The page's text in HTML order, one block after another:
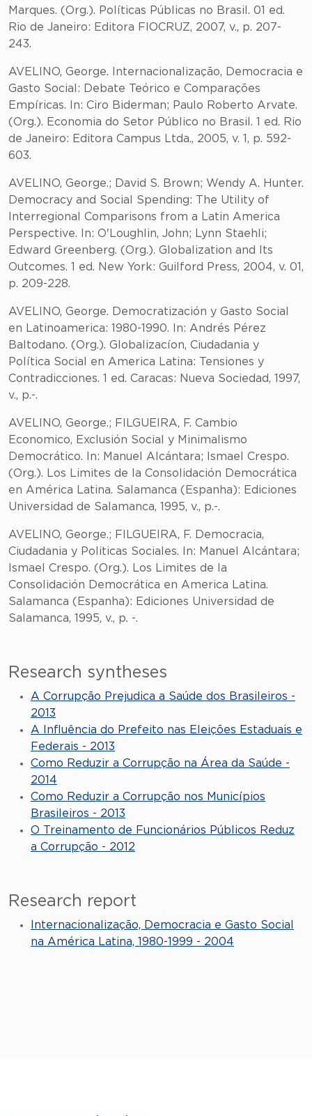
Marques. (Org.). Políticas Públicas no Brasil. 01 ed.
Rio de Janeiro: Editora FIOCRUZ, 2007, v., p. 207-
243.
AVELINO, George. Internacionalização, Democracia e
Gasto Social: Debate Teórico e Comparações
Empíricas. In: Ciro Biderman; Paulo Roberto Arvate.
(Org.). Economia do Setor Público no Brasil. 1 ed. Rio
de Janeiro: Editora Campus Ltda., 2005, v. 1, p. 592-
603.
AVELINO, George.; David S. Brown; Wendy A. Hunter.
Democracy and Social Spending: The Utility of
Interregional Comparisons from a Latin America
Perspective. In: O'Loughlin, John; Lynn Staehli;
Edward Greenberg. (Org.). Globalization and Its
Outcomes. 1 ed. New York: Guilford Press, 2004, v. 01,
p. 209-228.
AVELINO, George. Democratización y Gasto Social
en Latinoamerica: 1980-1990. In: Andrés Pérez
Baltodano. (Org.). Globalizacíon, Ciudadania y
Política Social en America Latina: Tensiones y
Contradicciones. 1 ed. Caracas: Nueva Sociedad, 1997,
v., p.-.
AVELINO, George.; FILGUEIRA, F. Cambio
Economico, Exclusión Social y Minimalismo
Democrático. In: Manuel Alcántara; Ismael Crespo.
(Org.). Los Limites de la Consolidación Democrática
en América Latina. Salamanca (Espanha): Ediciones
Universidad de Salamanca, 1995, v., p.-.
AVELINO, George.; FILGUEIRA, F. Democracia,
Ciudadania y Politicas Sociales. In: Manuel Alcántara;
Ismael Crespo. (Org.). Los Limites de la
Consolidación Democrática en America Latina.
Salamanca (Espanha): Ediciones Universidad de
Salamanca, 1995, v., p. -.
Research syntheses
A Corrupção Prejudica a Saúde dos Brasileiros -
2013
A Influência do Prefeito nas Eleições Estaduais e
Federais - 2013
Como Reduzir a Corrupção na Área da Saúde -
2014
Como Reduzir a Corrupção nos Municípios
Brasileiros - 2013
O Treinamento de Funcionários Públicos Reduz
a Corrupção - 2012
Research report
Internacionalização, Democracia e Gasto Social
na América Latina, 1980-1999 - 2004